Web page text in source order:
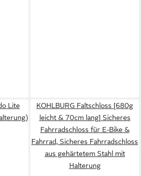
Lite
KOHLBURG Faltschloss [680g
leicht & 70cm lang] Sicheres
Fahrradschloss für E-Bike &
Fahrrad, Sicheres Fahrradschloss
aus gehärtetem Stahl mit
Halterung